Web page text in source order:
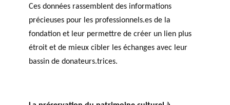
Ces données rassemblent des informations
précieuses pour les professionnels.es de la
fondation et leur permettre de créer un lien plus
étroit et de mieux cibler les échanges avec leur
bassin de donateurs.trices.